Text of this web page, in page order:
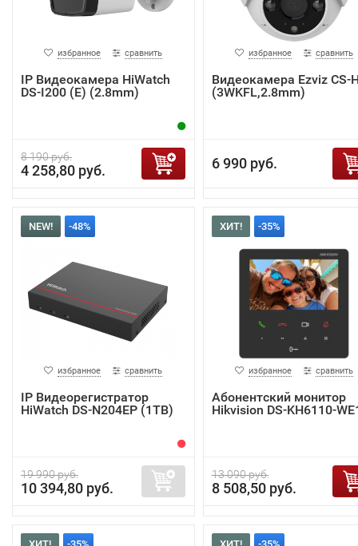
избранное сравнить
IP Видеокамера HiWatch
DS-I200 (E) (2.8mm)
8 190 руб.
4 258,80 руб.
избранное сравнить
Видеокамера Ezviz CS-
(3WKFL,2.8mm)
6 990 руб.
NEW! -48%
избранное сравнить
IP Видеорегистратор
HiWatch DS-N204EP (1TB)
19 990 руб.
10 394,80 руб.
ХИТ! -35%
избранное сравнить
Абонентский монитор
Hikvision DS-KH6110-
13 090 руб.
8 508,50 руб.